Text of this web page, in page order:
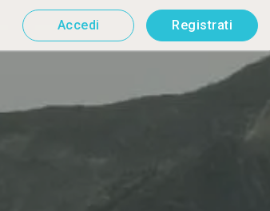
Accedi Registrati